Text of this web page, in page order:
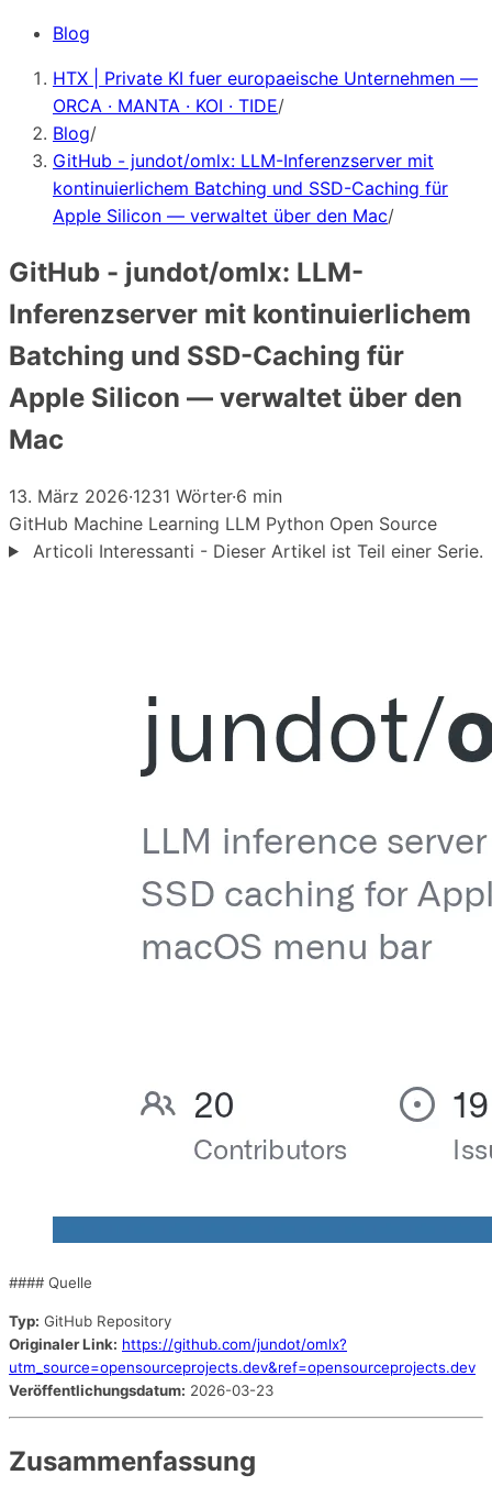
Blog
HTX | Private KI fuer europaeische Unternehmen —
ORCA · MANTA · KOI · TIDE/
Blog/
GitHub - jundot/omlx: LLM-Inferenzserver mit
kontinuierlichem Batching und SSD-Caching für
Apple Silicon — verwaltet über den Mac/
GitHub - jundot/omlx: LLM-
Inferenzserver mit kontinuierlichem
Batching und SSD-Caching für
Apple Silicon — verwaltet über den
Mac
13. März 2026·1231 Wörter·6 min
GitHub Machine Learning LLM Python Open Source
Articoli Interessanti - Dieser Artikel ist Teil einer Serie.
#### Quelle
Typ: GitHub Repository
Originaler Link: https://github.com/jundot/omlx?
utm_source=opensourceprojects.dev&ref=opensourceprojects.dev
Veröffentlichungsdatum: 2026-03-23
Zusammenfassung